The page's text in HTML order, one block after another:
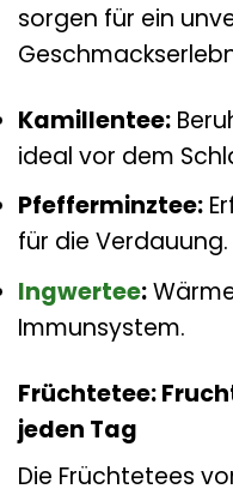
sorgen für ein
Kamillentee:
ideal vor dem
Pfefferminztee:
für die Verdauung.
Ingwertee:
Immunsystem.
Früchtetee:
jeden Tag
Die Früchtetees